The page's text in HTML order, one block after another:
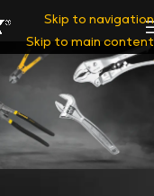
Skip to navigation
Skip to main content